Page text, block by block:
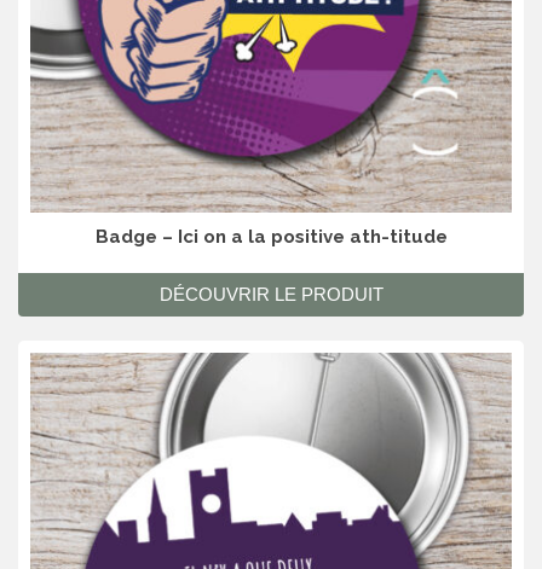
Badge – Ici on a la positive ath-titude
DÉCOUVRIR LE PRODUIT